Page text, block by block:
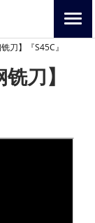
刀】『S45C』
刀】